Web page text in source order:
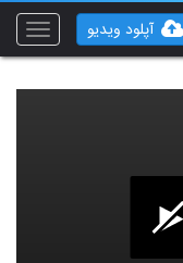
Toggle
آپلود ویدیو